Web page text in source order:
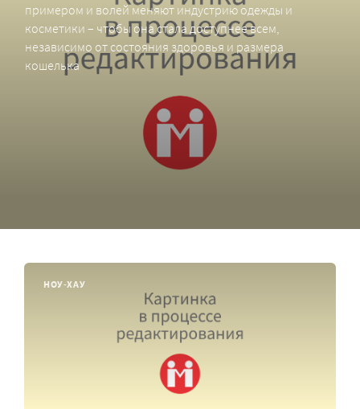
примером и волей меняют индустрию одежды и
косметики – чтобы она стала доступнее всем,
независимо от состояния здоровья и размера
кошелька
НОУ-ХАУ